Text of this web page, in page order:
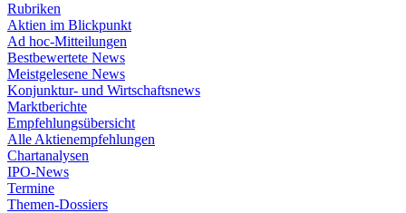
Rubriken
Aktien im Blickpunkt
Ad hoc-Mitteilungen
Bestbewertete News
Meistgelesene News
Konjunktur- und Wirtschaftsnews
Marktberichte
Empfehlungsübersicht
Alle Aktienempfehlungen
Chartanalysen
IPO-News
Termine
Themen-Dossiers